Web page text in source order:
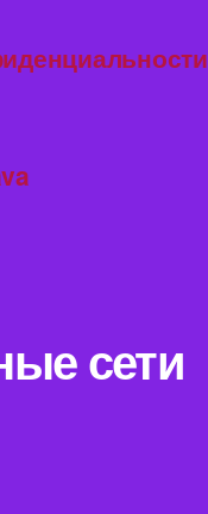
сети